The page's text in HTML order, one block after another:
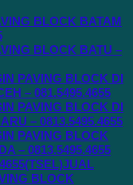
BLOCK BATAM
BLOCK BATU –
PAVING BLOCK DI
– 081.5495.4655
PAVING BLOCK DI
– 0813.5495.4655
PAVING BLOCK
– 0813.5495.4655
BLOCK